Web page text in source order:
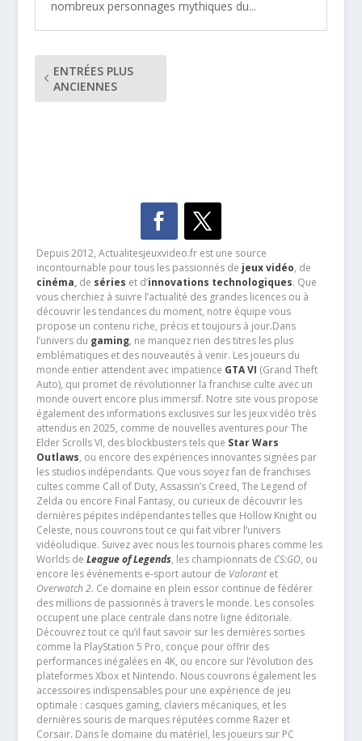
nombreux personnages mythiques du...
ENTRÉES PLUS
ANCIENNES
Depuis 2012, Actualitesjeuxvideo.fr est une source
incontournable pour tous les passionnés de jeux vidéo, de
cinéma,de séries et d’innovations technologiques. Que
vous cherchiez à suivre l’actualité des grandes licences ou à
découvrir les tendances du moment, notre équipe vous
propose un contenu riche, précis et toujours à jour.Dans
l’univers du gaming, ne manquez rien des titres les plus
emblématiques et des nouveautés à venir. Les joueurs du
monde entier attendent avec impatience GTA VI (Grand Theft
Auto), qui promet de révolutionner la franchise culte avec un
monde ouvert encore plus immersif. Notre site vous propose
également des informations exclusives sur les jeux vidéo très
attendus en 2025, comme de nouvelles aventures pour The
Elder Scrolls VI, des blockbusters tels que Star Wars
Outlaws, ou encore des expériences innovantes signées par
les studios indépendants. Que vous soyez fan de franchises
cultes comme Call of Duty, Assassin’s Creed, The Legend of
Zelda ou encore Final Fantasy, ou curieux de découvrir les
dernières pépites indépendantes telles que Hollow Knight ou
Celeste, nous couvrons tout ce qui fait vibrer l’univers
vidéoludique. Suivez avec nous les tournois phares comme les
Worlds de League of Legends, les championnats de CS:GO, ou
encore les événements e-sport autour de Valorantet
Overwatch 2. Ce domaine en plein essor continue de fédérer
des millions de passionnés à travers le monde. Les consoles
occupent une place centrale dans notre ligne éditoriale.
Découvrez tout ce qu’il faut savoir sur les dernières sorties
comme la PlayStation 5 Pro, conçue pour offrir des
performances inégalées en 4K, ou encore sur l’évolution des
plateformes Xbox et Nintendo. Nous couvrons également les
accessoires indispensables pour une expérience de jeu
optimale : casques gaming, claviers mécaniques, et les
dernières souris de marques réputées comme Razer et
Corsair. Dans le domaine du matériel, les joueurs sur PC